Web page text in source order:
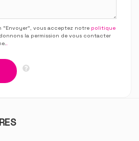
vous acceptez notre politique
la permission de vous contacter
.